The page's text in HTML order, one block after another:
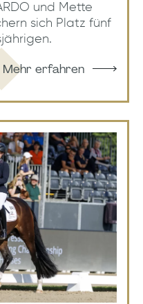
und Mette
sich Platz fünf
Mehr erfahren